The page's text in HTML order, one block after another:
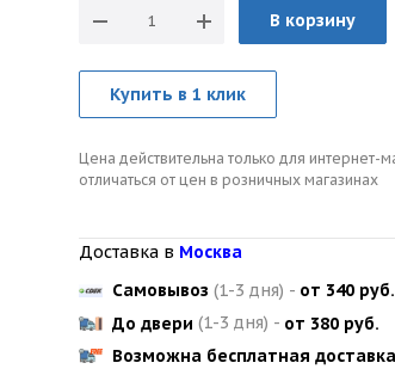
В корзину
Купить в 1 клик
Цена действительна только для интернет-
отличаться от цен в розничных магазинах
Доставка в Москва
Самовывоз (1-3 дня) - от 340 руб.
До двери (1-3 дня) - от 380 руб.
Возможна бесплатная доставка